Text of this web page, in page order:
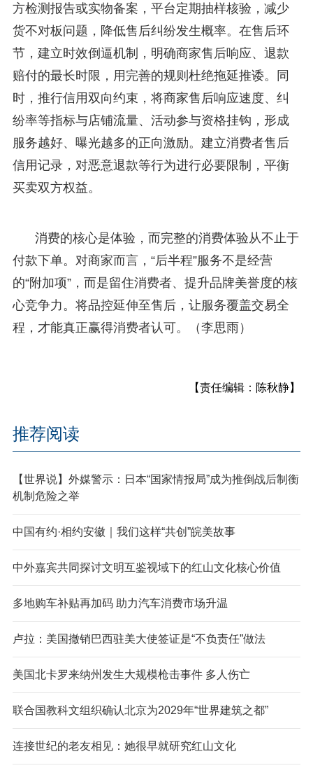
方检测报告或实物备案，平台定期抽样核验，减少
货不对板问题，降低售后纠纷发生概率。在售后环
节，建立时效倒逼机制，明确商家售后响应、退款
赔付的最长时限，用完善的规则杜绝拖延推诿。同
时，推行信用双向约束，将商家售后响应速度、纠
纷率等指标与店铺流量、活动参与资格挂钩，形成
服务越好、曝光越多的正向激励。建立消费者售后
信用记录，对恶意退款等行为进行必要限制，平衡
买卖双方权益。
消费的核心是体验，而完整的消费体验从不止于
付款下单。对商家而言，“后半程”服务不是经营
的“附加项”，而是留住消费者、提升品牌美誉度的核
心竞争力。将品控延伸至售后，让服务覆盖交易全
程，才能真正赢得消费者认可。（李思雨）
【责任编辑：陈秋静】
推荐阅读
【世界说】外媒警示：日本“国家情报局”成为推倒战后制衡
机制危险之举
中国有约·相约安徽｜我们这样“共创”皖美故事
中外嘉宾共同探讨文明互鉴视域下的红山文化核心价值
多地购车补贴再加码 助力汽车消费市场升温
卢拉：美国撤销巴西驻美大使签证是“不负责任”做法
美国北卡罗来纳州发生大规模枪击事件 多人伤亡
联合国教科文组织确认北京为2029年“世界建筑之都”
连接世纪的老友相见：她很早就研究红山文化